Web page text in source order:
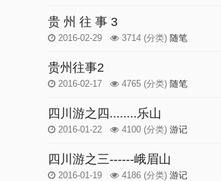
贵 州 往 事 3
2016-02-29 3714 (分类) 随笔
贵州往事2
2016-02-17 4765 (分类) 随笔
四川游之四........乐山
2016-01-22 4100 (分类) 游记
四川游之三------峨眉山
2016-01-19 4186 (分类) 游记